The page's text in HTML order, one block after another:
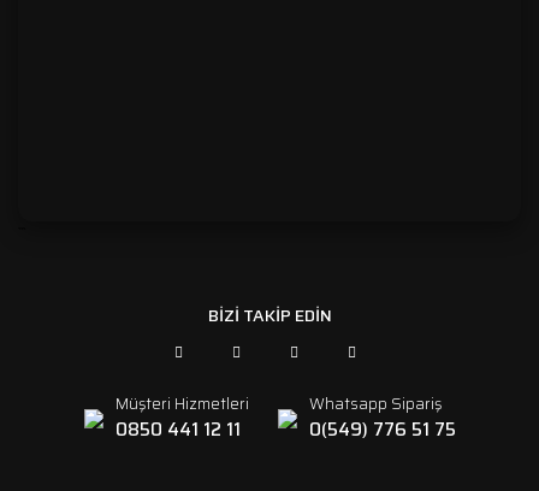
BİZİ TAKİP EDİN
Müşteri Hizmetleri
0850 441 12 11
Whatsapp Sipariş
0(549) 776 51 75